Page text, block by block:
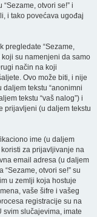
otvori se!” i
i tako povećava ugođaj
pregledate “Sezame,
su namenjeni da samo
način na koji
Ovo može biti, i nije
tekstu “anonimni
tekstu “vaš nalog”) i
prijavljeni (u daljem tekstu
ime (u daljem
koristi za prijavljivanje na
email adresa (u daljem
“Sezame, otvori se!” su
u zemlji koja hostuje
vaše šifre i vašeg
registracije su na
svim slučajevima, imate